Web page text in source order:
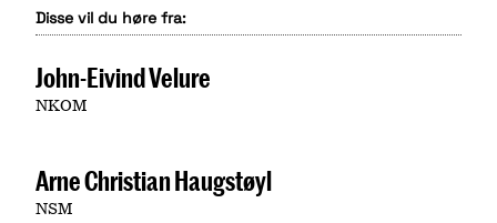
Disse vil du høre fra:
John-Eivind Velure
NKOM
Arne Christian Haugstøyl
NSM